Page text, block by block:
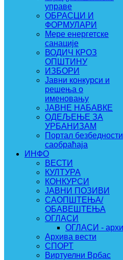
управе
ОБРАСЦИ И
ФОРМУЛАРИ
Мере енергетске
санације
ВОДИЧ КРОЗ
ОПШТИНУ
ИЗБОРИ
Јавни конкурси и
решења о
именовању
ЈАВНЕ НАБАВКЕ
ОДЕЉЕЊЕ ЗА
УРБАНИЗАМ
Портал безбедности
саобраћаја
ИНФО
ВЕСТИ
КУЛТУРА
КОНКУРСИ
ЈАВНИ ПОЗИВИ
САОПШТЕЊА/
ОБАВЕШТЕЊА
ОГЛАСИ
ОГЛАСИ -
Архива вести
СПОРТ
Виртуелни Врбас